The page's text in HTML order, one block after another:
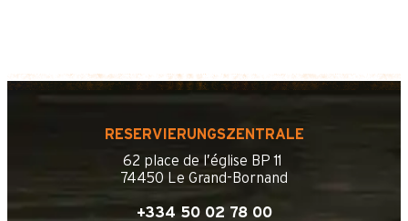
RESERVIERUNGSZENTRALE
62 place de l’église BP 11
74450 Le Grand-Bornand
+334 50 02 78 00